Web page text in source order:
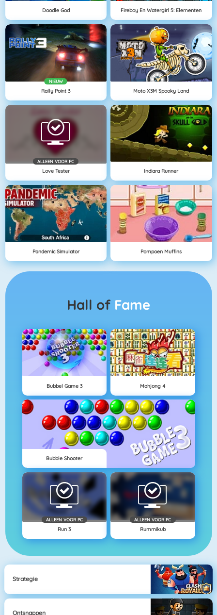
Doodle God Fireboy En Watergirl 5: Elementen
NIEUW
Rally Point 3 Moto X3M Spooky Land
ALLEEN VOOR PC
Love Tester Indiara Runner
Pandemic Simulator Pompoen Muffins
Hall of Fame
Bubbel Game 3 Mahjong 4
Bubble Shooter
ALLEEN VOOR PC
Run 3
ALLEEN VOOR PC
Rummikub
Strategie
Ontsnappen